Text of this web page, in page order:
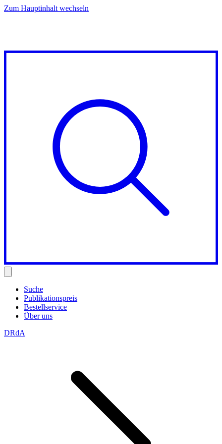
Zum Hauptinhalt wechseln
Suche
Publikationspreis
Bestellservice
Über uns
DRdA